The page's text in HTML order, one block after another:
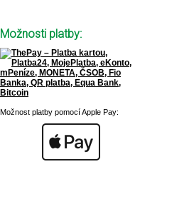
Možnosti platby:
Možnost platby pomocí Apple Pay: